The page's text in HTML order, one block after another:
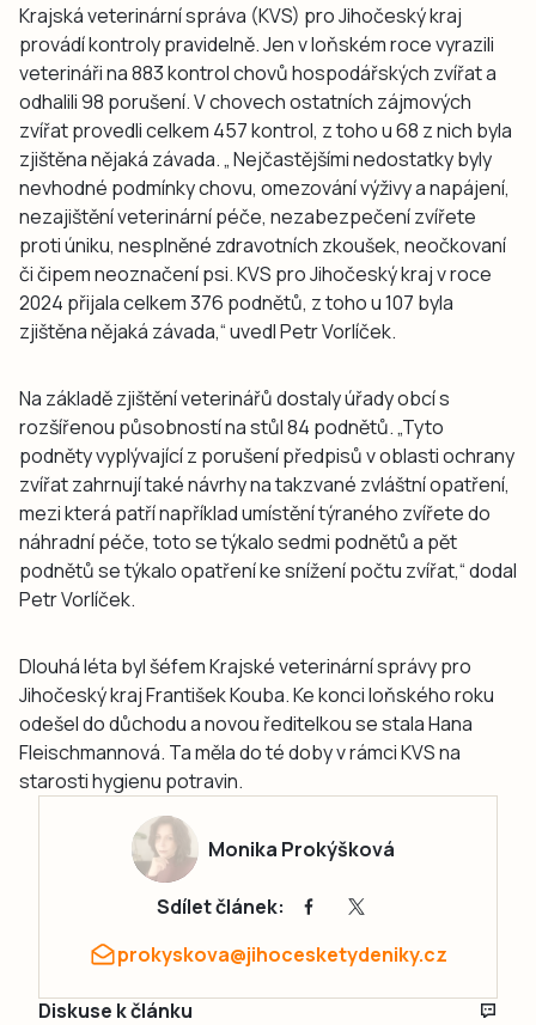
Krajská veterinární správa (KVS) pro Jihočeský kraj
provádí kontroly pravidelně. Jen v loňském roce vyrazili
veterináři na 883 kontrol chovů hospodářských zvířat a
odhalili 98 porušení. V chovech ostatních zájmových
zvířat provedli celkem 457 kontrol, z toho u 68 z nich byla
zjištěna nějaká závada. „ Nejčastějšími nedostatky byly
nevhodné podmínky chovu, omezování výživy a napájení,
nezajištění veterinární péče, nezabezpečení zvířete
proti úniku, nesplněné zdravotních zkoušek, neočkovaní
či čipem neoznačení psi. KVS pro Jihočeský kraj v roce
2024 přijala celkem 376 podnětů, z toho u 107 byla
zjištěna nějaká závada,“ uvedl Petr Vorlíček.
Na základě zjištění veterinářů dostaly úřady obcí s
rozšířenou působností na stůl 84 podnětů. „Tyto
podněty vyplývající z porušení předpisů v oblasti ochrany
zvířat zahrnují také návrhy na takzvané zvláštní opatření,
mezi která patří například umístění týraného zvířete do
náhradní péče, toto se týkalo sedmi podnětů a pět
podnětů se týkalo opatření ke snížení počtu zvířat,“ dodal
Petr Vorlíček.
Dlouhá léta byl šéfem Krajské veterinární správy pro
Jihočeský kraj František Kouba. Ke konci loňského roku
odešel do důchodu a novou ředitelkou se stala Hana
Fleischmannová. Ta měla do té doby v rámci KVS na
starosti hygienu potravin.
Monika Prokýšková
Sdílet článek:
prokyskova@jihocesketydeniky.cz
Diskuse k článku